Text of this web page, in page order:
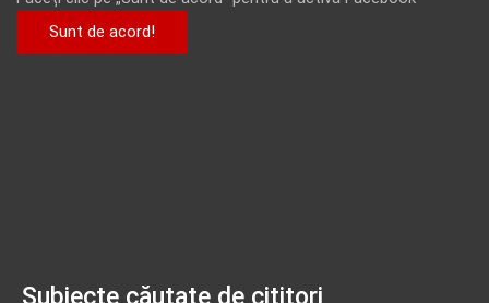
Sunt de acord!
Subiecte căutate de cititori